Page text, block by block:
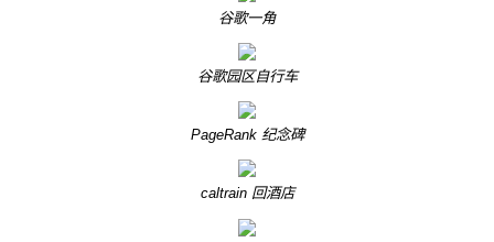
谷歌一角
谷歌园区自行车
PageRank 纪念碑
caltrain 回酒店